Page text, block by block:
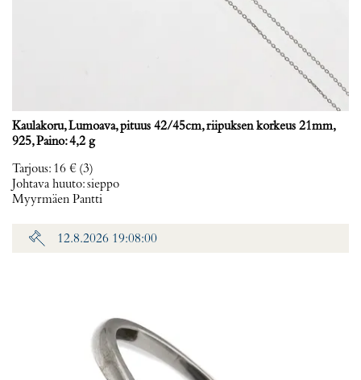
Kaulakoru, Lumoava, pituus 42/45cm, riipuksen korkeus 21mm,
925, Paino: 4,2 g
Tarjous: 16 € (3)
Johtava huuto:sieppo
Myyrmäen Pantti
12.8.2026 19:08:00